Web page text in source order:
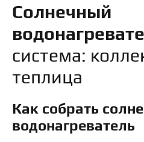
Солнечный
система:
теплица
Как собрать
водонагреватель